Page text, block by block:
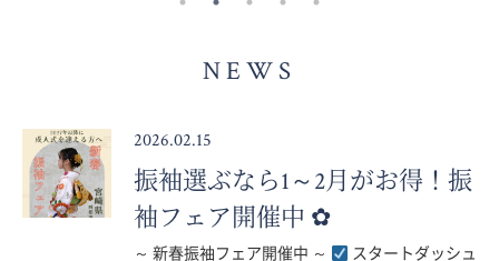
NEWS
2026.02.15
振袖選ぶなら1～2月がお得！振
袖フェア開催中 ✿
～ 新春振袖フェア開催中 ～
スタートダッシュ